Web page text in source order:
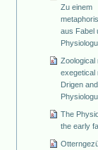
Zu einem
aus Fabel
Zoological
exegetical
Drigen
The
the early